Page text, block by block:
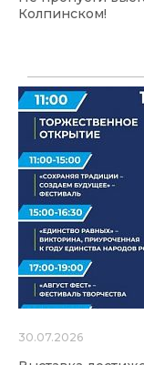
Колпинском!
30.07.2026